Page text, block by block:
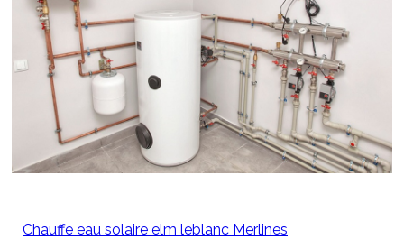
Chauffe eau solaire elm leblanc Merlines